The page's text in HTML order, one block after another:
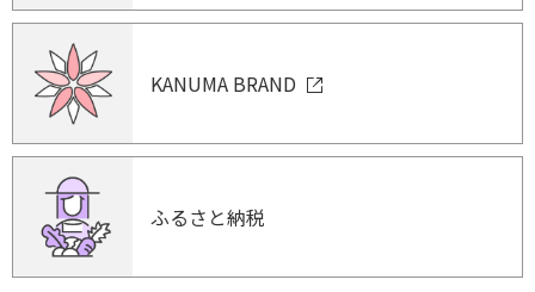
KANUMA BRAND
ふるさと納税